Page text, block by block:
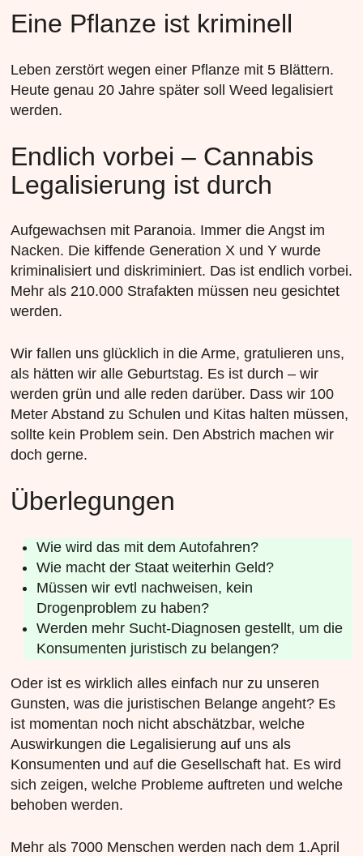
Eine Pflanze ist kriminell
Leben zerstört wegen einer Pflanze mit 5 Blättern.
Heute genau 20 Jahre später soll Weed legalisiert
werden.
Endlich vorbei – Cannabis
Legalisierung ist durch
Aufgewachsen mit Paranoia. Immer die Angst im
Nacken. Die kiffende Generation X und Y wurde
kriminalisiert und diskriminiert. Das ist endlich vorbei.
Mehr als 210.000 Strafakten müssen neu gesichtet
werden.
Wir fallen uns glücklich in die Arme, gratulieren uns,
als hätten wir alle Geburtstag. Es ist durch – wir
werden grün und alle reden darüber. Dass wir 100
Meter Abstand zu Schulen und Kitas halten müssen,
sollte kein Problem sein. Den Abstrich machen wir
doch gerne.
Überlegungen
Wie wird das mit dem Autofahren?
Wie macht der Staat weiterhin Geld?
Müssen wir evtl nachweisen, kein
Drogenproblem zu haben?
Werden mehr Sucht-Diagnosen gestellt, um die
Konsumenten juristisch zu belangen?
Oder ist es wirklich alles einfach nur zu unseren
Gunsten, was die juristischen Belange angeht? Es
ist momentan noch nicht abschätzbar, welche
Auswirkungen die Legalisierung auf uns als
Konsumenten und auf die Gesellschaft hat. Es wird
sich zeigen, welche Probleme auftreten und welche
behoben werden.
Mehr als 7000 Menschen werden nach dem 1.April